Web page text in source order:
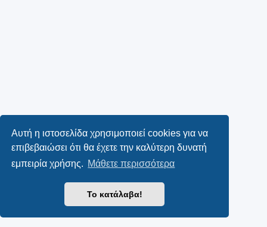
Αυτή η ιστοσελίδα χρησιμοποιεί cookies για να
επιβεβαιώσει ότι θα έχετε την καλύτερη δυνατή
εμπειρία χρήσης. Μάθετε περισσότερα
Το κατάλαβα!